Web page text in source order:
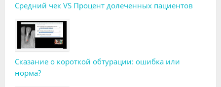
Средний чек VS Процент долеченных пациентов
Сказание о короткой обтурации: ошибка или
норма?